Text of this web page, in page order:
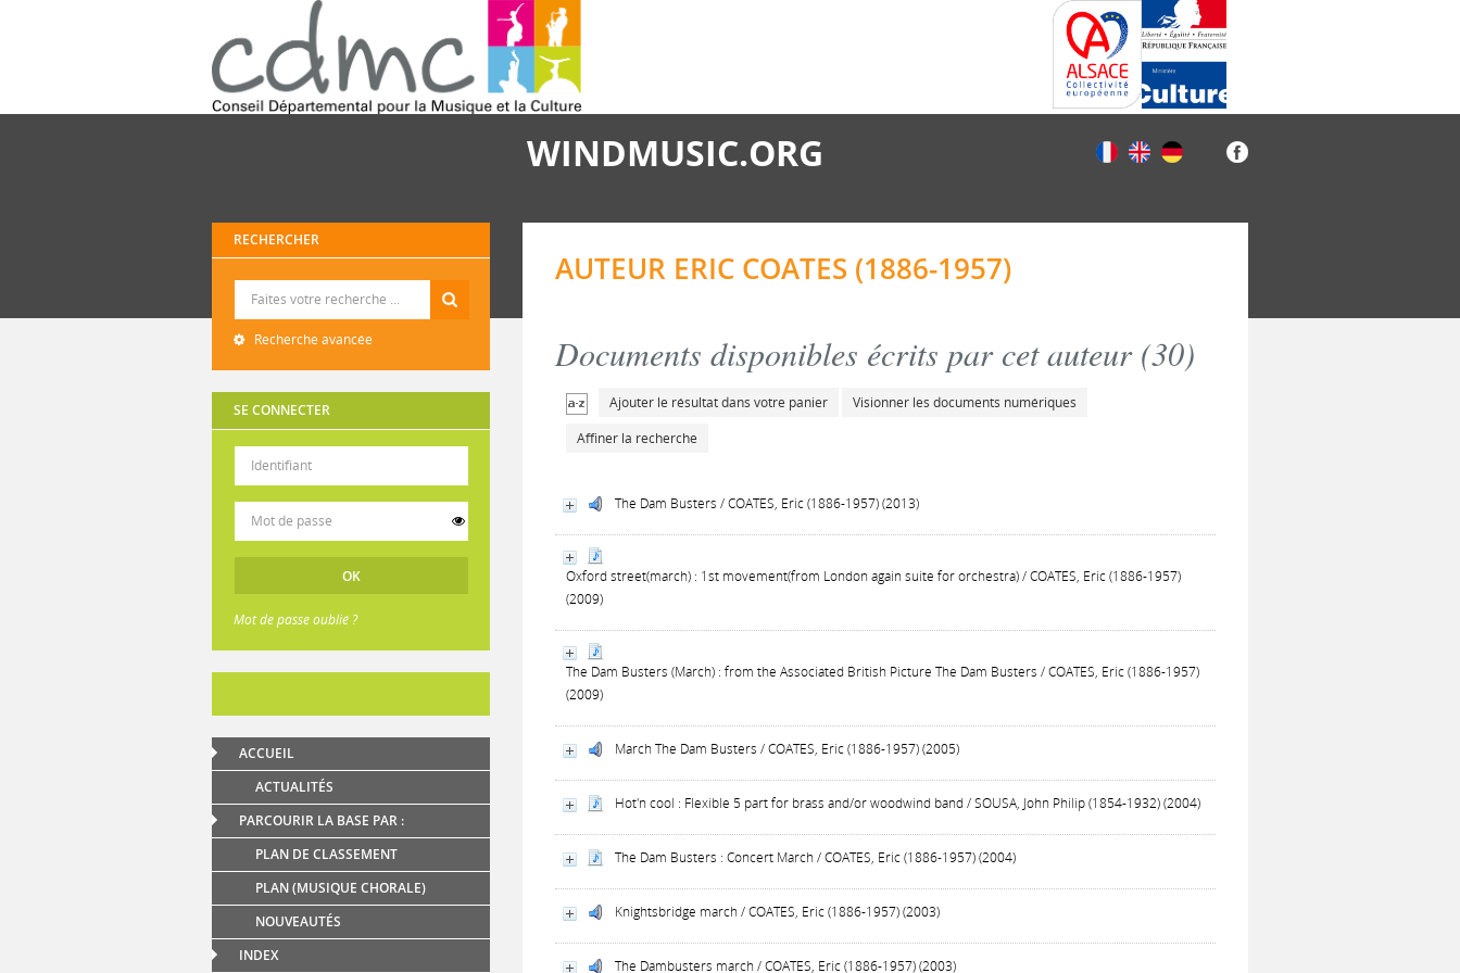
WINDMUSIC.ORG
RECHERCHER
Recherche avancée
SE CONNECTER
Mot de passe oublié ?
ACCUEIL
ACTUALITÉS
PARCOURIR LA BASE PAR :
PLAN DE CLASSEMENT
PLAN (MUSIQUE CHORALE)
NOUVEAUTÉS
INDEX
AUTEUR ERIC COATES (1886-1957)
Documents disponibles écrits par cet auteur (30)
Ajouter le résultat dans votre panier
Visionner les documents numériques
Affiner la recherche
The Dam Busters / COATES, Eric (1886-1957) (2013)
Oxford street(march) : 1st movement(from London again suite for orchestra) / COATES, Eric (1886-1957)
(2009)
The Dam Busters (March) : from the Associated British Picture The Dam Busters / COATES, Eric (1886-1957)
(2009)
March The Dam Busters / COATES, Eric (1886-1957) (2005)
Hot'n cool : Flexible 5 part for brass and/or woodwind band / SOUSA, John Philip (1854-1932) (2004)
The Dam Busters : Concert March / COATES, Eric (1886-1957) (2004)
Knightsbridge march / COATES, Eric (1886-1957) (2003)
The Dambusters march / COATES, Eric (1886-1957) (2003)